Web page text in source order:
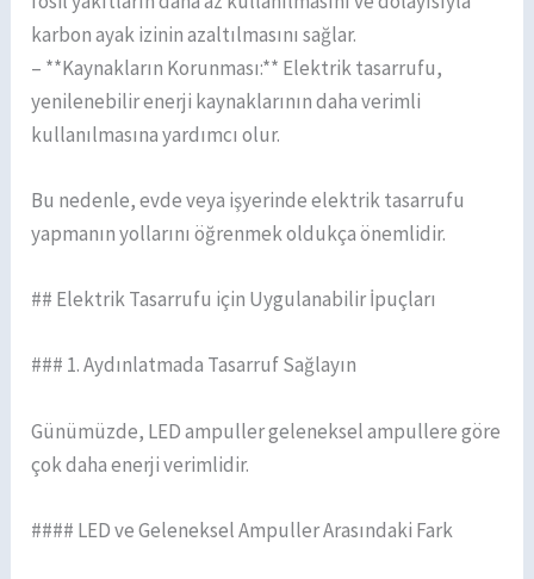
karbon ayak izinin azaltılmasını sağlar.
– **Kaynakların Korunması:** Elektrik tasarrufu,
yenilenebilir enerji kaynaklarının daha verimli
kullanılmasına yardımcı olur.
Bu nedenle, evde veya işyerinde elektrik tasarrufu
yapmanın yollarını öğrenmek oldukça önemlidir.
## Elektrik Tasarrufu için Uygulanabilir İpuçları
### 1. Aydınlatmada Tasarruf Sağlayın
Günümüzde, LED ampuller geleneksel ampullere göre
çok daha enerji verimlidir.
#### LED ve Geleneksel Ampuller Arasındaki Fark